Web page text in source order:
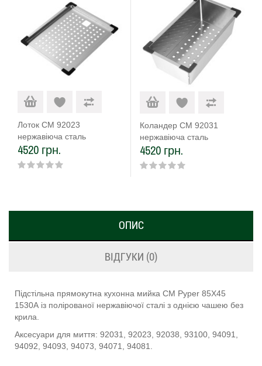
Лоток CM 92023
нержавіюча сталь
4520 грн.
Коландер CM 92031
нержавіюча сталь
4520 грн.
ОПИС
ВІДГУКИ (0)
Підстільна прямокутна кухонна мийка CM Pyper 85Х45
1530А із полірованої нержавіючої сталі з однією чашею без
крила.
Аксесуари для миття: 92031, 92023, 92038, 93100, 94091,
94092, 94093, 94073, 94071, 94081.